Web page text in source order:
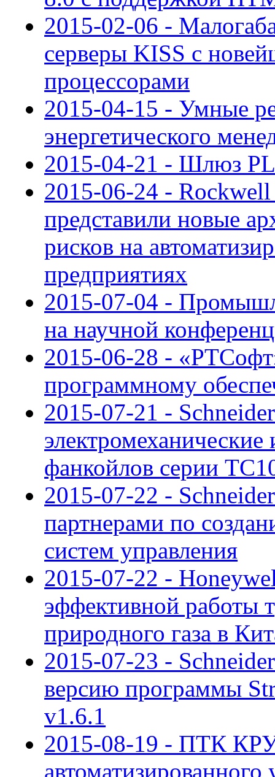
2015-02-06 -
серверы KISS с
процессорами
2015-04-15 - Умные
энергетического
2015-04-21 - Шлюз
2015-06-24 -
представили новые
рисков на
предприятиях
2015-07-04 -
на научной
2015-06-28 -
программному
2015-07-21 -
фанкойлов серии
2015-07-22 -
партнерами по
систем управления
2015-07-22 -
эффективной работы
природного газа в
2015-07-23 -
версию программы
v1.6.1
2015-08-19 - ПТК